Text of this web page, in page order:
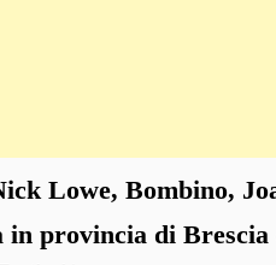
Lowe, Bombino,
in provincia di